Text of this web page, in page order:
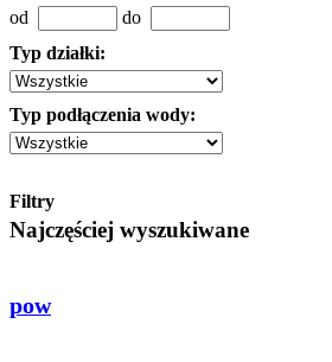
od
do
Typ działki:
Typ podłączenia wody:
Filtry
Najczęściej wyszukiwane
pow